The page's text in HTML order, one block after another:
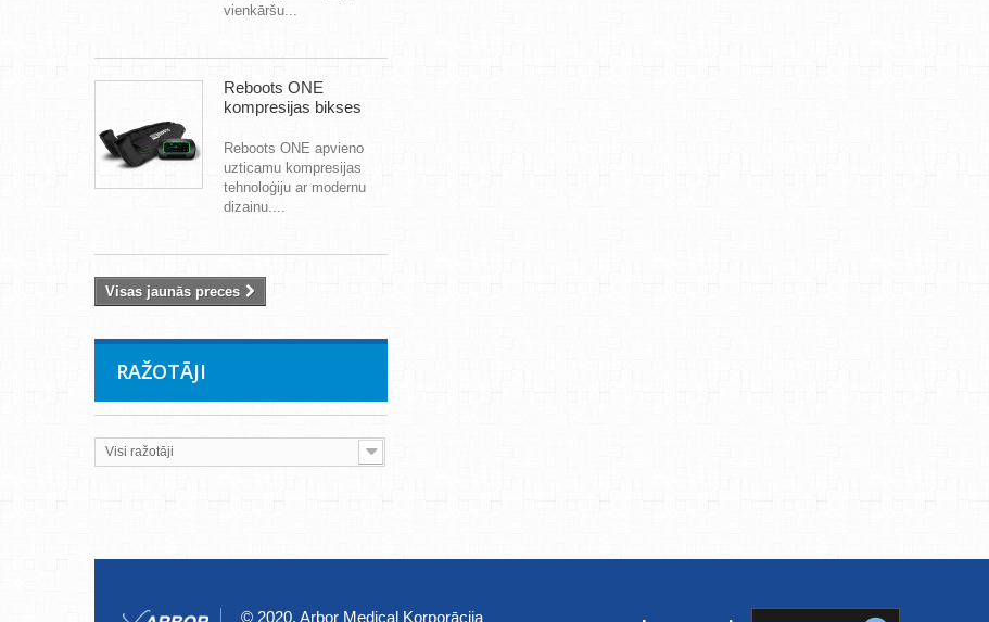
vienkāršu...
Reboots ONE
kompresijas bikses
Reboots ONE apvieno
uzticamu kompresijas
tehnoloģiju ar modernu
dizainu....
Visas jaunās preces
RAŽOTĀJI
Visi ražotāji
© 2020, Arbor Medical Korporācija